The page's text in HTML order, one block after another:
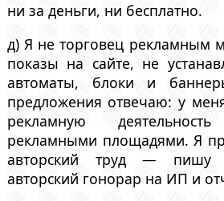
ни за деньги, ни бесплатно.
д) Я не торговец рекламным
показы на сайте, не
автоматы, блоки и
предложения отвечаю: у
рекламную
рекламными площадями. Я
авторский труд — пишу
авторский гонорар на ИП и